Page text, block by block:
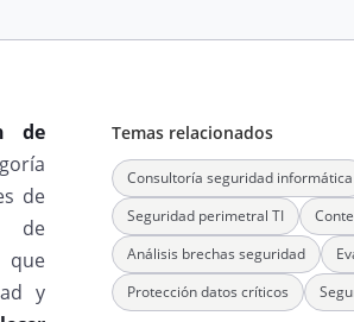
de
de
de
que
y
Temas relacionados
Consultoría seguridad informática
Seguridad perimetral TI
Análisis brechas seguridad
Protección datos críticos